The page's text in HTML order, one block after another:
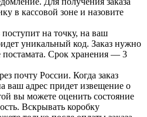
в кассовой зоне и назовите
поступит на точку, на ваш
уникальный код. Заказ нужно
постамата. Срок хранения — 3
почту России. Когда заказ
ваш адрес придет извещение о
вы можете оценить состояние
Вскрывать коробку